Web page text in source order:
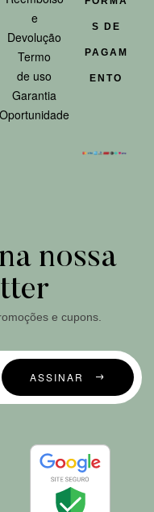
e
Devolução
Termo
de uso
Garantia
Oportunidade
S DE
PAGAM
ENTO
nossa
e cupons.
ASSINAR